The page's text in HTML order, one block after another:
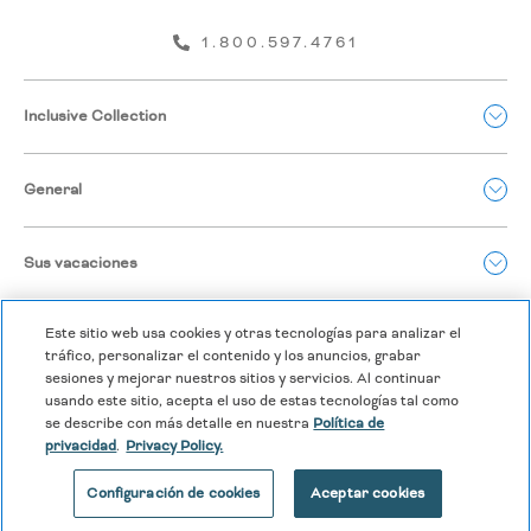
ser realizadas a través de la misma fuente para ser válidas. No
es válido para grupos de reuniones e incentivos, según se
define en la Política de Grupos Estándar de Inclusive Collection.
Definición de temporada 2026
de diciembre de 2026
ALTA:
Del 7 de junio al 15 de agosto de 2026
MEDIA:
Del 25 de octubre al 24 de noviembre de 2026
Del 2 al 20 de diciembre de 2026
Del 16 de agosto al 24 de octubre de 2026
1.800.597.4761
Inclusive Collection
General
Sus vacaciones
Este sitio web usa cookies y otras tecnologías para analizar el
tráfico, personalizar el contenido y los anuncios, grabar
sesiones y mejorar nuestros sitios y servicios. Al continuar
usando este sitio, acepta el uso de estas tecnologías tal como
se describe con más detalle en nuestra Política de
privacidad. Privacy Policy.
Configuración de cookies Aceptar cookies